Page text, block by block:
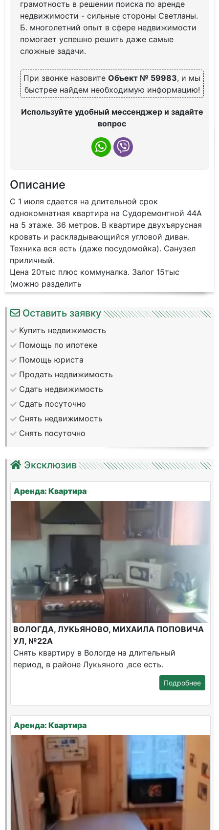
грамотность в решении поиска по аренде
недвижимости - сильные стороны Светланы.
Б. многолетний опыт в сфере недвижимости
помогает успешно решить даже самые
сложные задачи.
При звонке назовите Объект № 59983, и мы
быстрее найдем необходимую информацию!
Используйте удобный мессенджер и задайте
вопрос
Описание
С 1 июля сдается на длительной срок
однокомнатная квартира на Судоремонтной 44А
на 5 этаже. 36 метров. В квартире двухъярусная
кровать и раскладывающийся угловой диван.
Техника вся есть (даже посудомойка). Санузел
приличный.
Цена 20тыс плюс коммуналка. Залог 15тыс
(можно разделить
Оставить заявку
Купить недвижимость
Помощь по ипотеке
Помощь юриста
Продать недвижимость
Сдать недвижимость
Сдать посуточно
Снять недвижимость
Снять посуточно
Эксклюзив
Аренда: Квартира
ВОЛОГДА, ЛУКЬЯНОВО, МИХАИЛА ПОПОВИЧА
УЛ, №22А
Снять квартиру в Вологде на длительный
период, в районе Лукьяного ,все есть.
Подробнее
Аренда: Квартира